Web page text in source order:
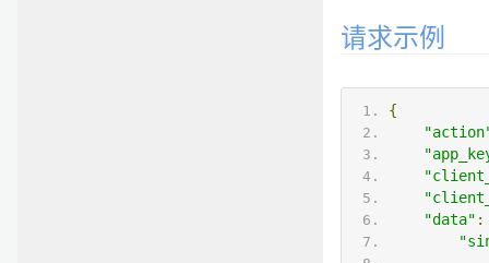
请求示例
{
"data" :